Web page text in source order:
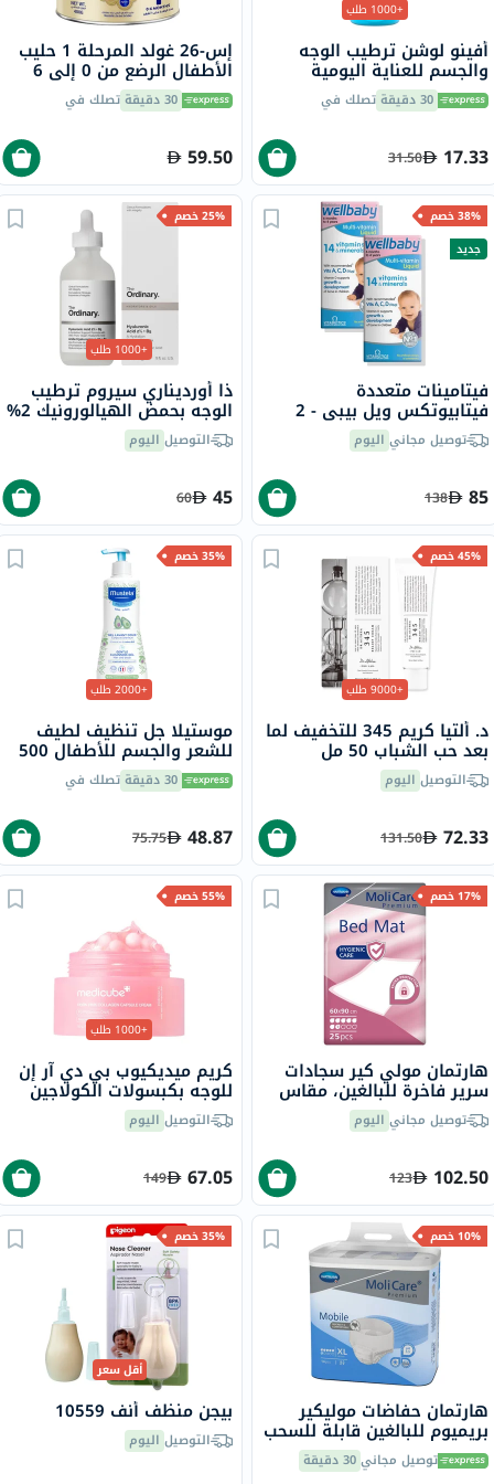
+1000 طلب
أفينو لوشن ترطيب الوجه
والجسم للعناية اليومية
بالطفل 150 مل30 دقيقة تصلك في
17.33
31.50
إس-26 غولد المرحلة 1 حليب
الأطفال الرضع من 0 إلى 6
شهور 400 جرام30 دقيقة تصلك في
59.50
38% خصم
جديد
فيتامينات متعددة
فيتابيوتكس ويل بيبي - 2
×150 مل توصيل مجاني اليوم
85
138
25% خصم
+1000 طلب
ذا أورديناري سيروم ترطيب
الوجه بحمض الهيالورونيك 2%
وفيتامين ب5 والسيراميد ذو
أساس مائي 30 مل
التوصيل اليوم
45
60
45% خصم
+9000 طلب
د. ألتيا كريم 345 للتخفيف لما
بعد حب الشباب 50 مل
التوصيل اليوم
72.33
131.50
35% خصم
+2000 طلب
موستيلا جل تنظيف لطيف
للشعر والجسم للأطفال 500
مل 30 دقيقة تصلك في
48.87
75.75
17% خصم
هارتمان مولي كير سجادات
سرير فاخرة للبالغين، مقاس
60×90 سم، حزمه من 30توصيل مجاني اليوم
102.50
123
55% خصم
+1000 طلب
كريم ميديكيوب بي دي آر إن
للوجه بكبسولات الكولاجين
الوردي، 55 جرام
التوصيل اليوم
67.05
149
10% خصم
هارتمان حفاضات موليكير ​​
بريميوم للبالغين قابلة للسحب
من 130 إلى 170 سم، مقاس
إكس أل 14 قطعةتوصيل مجاني30 دقيقة
35% خصم
أقل سعر
بيجن منظف ​​أنف 10559
التوصيل اليوم